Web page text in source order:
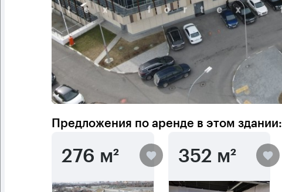
Предложения по аренде в этом здании:
276 м² 352 м²